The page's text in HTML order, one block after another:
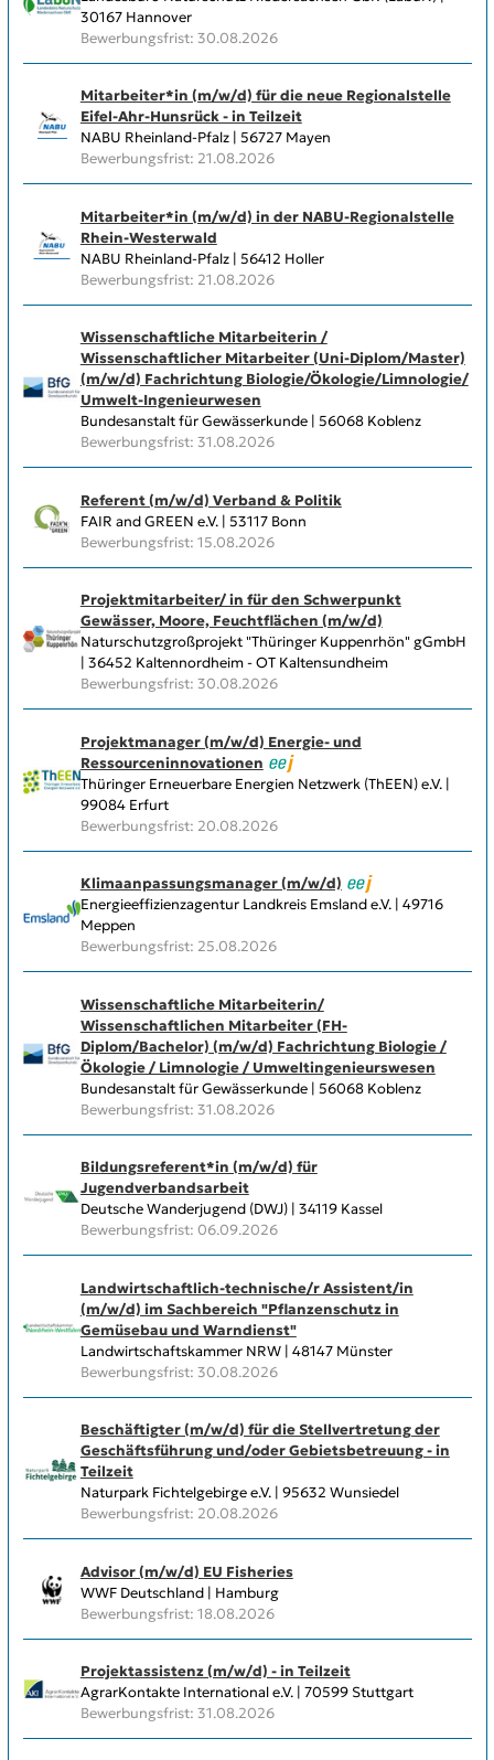
30167 Hannover
Bewerbungsfrist: 30.08.2026
Mitarbeiter*in (m/w/d) für die neue Regionalstelle
Eifel-Ahr-Hunsrück - in Teilzeit
NABU Rheinland-Pfalz | 56727 Mayen
Bewerbungsfrist: 21.08.2026
Mitarbeiter*in (m/w/d) in der NABU-Regionalstelle
Rhein-Westerwald
NABU Rheinland-Pfalz | 56412 Holler
Bewerbungsfrist: 21.08.2026
Wissenschaftliche Mitarbeiterin /
Wissenschaftlicher Mitarbeiter (Uni-Diplom/​Master)
(m/w/d) Fachrichtung Biologie/​Ökologie/​Limnologie/​
Umwelt-Ingenieurwesen
Bundesanstalt für Gewässerkunde | 56068 Koblenz
Bewerbungsfrist: 31.08.2026
Referent (m/w/d) Verband & Politik
FAIR and GREEN e.V. | 53117 Bonn
Bewerbungsfrist: 15.08.2026
Projektmitarbeiter/ in für den Schwerpunkt
Gewässer, Moore, Feuchtflächen (m/w/d)
Naturschutzgroßprojekt "Thüringer Kuppenrhön" gGmbH
| 36452 Kaltennordheim - OT Kaltensundheim
Bewerbungsfrist: 30.08.2026
Projektmanager (m/w/d) Energie- und
Ressourceninnovationen
Thüringer Erneuerbare Energien Netzwerk (ThEEN) e.V. |
99084 Erfurt
Bewerbungsfrist: 20.08.2026
Klimaanpassungsmanager (m/w/d)
Energieeffizienzagentur Landkreis Emsland e.V. | 49716
Meppen
Bewerbungsfrist: 25.08.2026
Wissenschaftliche Mitarbeiterin/
Wissenschaftlichen Mitarbeiter (FH-
Diplom/Bachelor) (m/w/d) Fachrichtung Biologie /
Ökologie / Limnologie / Umweltingenieurswesen
Bundesanstalt für Gewässerkunde | 56068 Koblenz
Bewerbungsfrist: 31.08.2026
Bildungsreferent*in (m/w/d) für
Jugendverbandsarbeit
Deutsche Wanderjugend (DWJ) | 34119 Kassel
Bewerbungsfrist: 06.09.2026
Landwirtschaftlich-technische/r Assistent/in
(m/w/d) im Sachbereich "Pflanzenschutz in
Gemüsebau und Warndienst"
Landwirtschaftskammer NRW | 48147 Münster
Bewerbungsfrist: 30.08.2026
Beschäftigter (m/w/d) für die Stellvertretung der
Geschäftsführung und/oder Gebietsbetreuung - in
Teilzeit
Naturpark Fichtelgebirge e.V. | 95632 Wunsiedel
Bewerbungsfrist: 20.08.2026
Advisor (m/w/d) EU Fisheries
WWF Deutschland | Hamburg
Bewerbungsfrist: 18.08.2026
Projektassistenz (m/w/d) - in Teilzeit
AgrarKontakte International e.V. | 70599 Stuttgart
Bewerbungsfrist: 31.08.2026